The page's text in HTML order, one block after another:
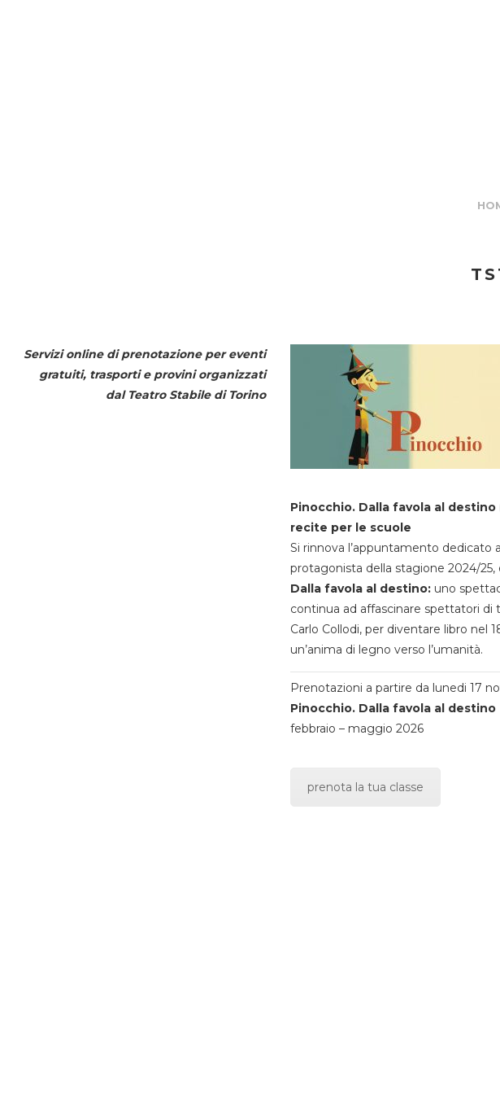
Servizi online di prenotazione per eventi
gratuiti, trasporti e provini organizzati
dal Teatro Stabile di Torino
Pinocchio. Dalla favola al destino
recite per le scuole
Si rinnova l’appuntamento dedicato
protagonista della stagione 2024/
Dalla favola al destino:uno
continua ad affascinare spettatori di
Carlo Collodi, per diventare libro nel
un’anima di legno verso l’umanità.
Prenotazioni a partire da lunedi 17
Pinocchio. Dalla favola al destino
febbraio – maggio 2026
prenota la tua classe